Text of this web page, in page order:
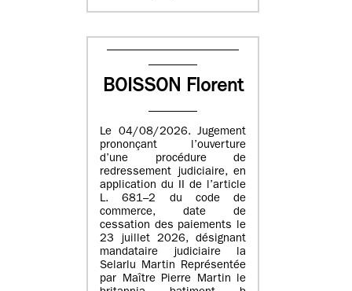
BOISSON Florent
Le 04/08/2026. Jugement
prononçant l’ouverture
d’une procédure de
redressement judiciaire, en
application du II de l’article
L. 681–2 du code de
commerce, date de
cessation des paiements le
23 juillet 2026, désignant
mandataire judiciaire la
Selarlu Martin Représentée
par Maître Pierre Martin le